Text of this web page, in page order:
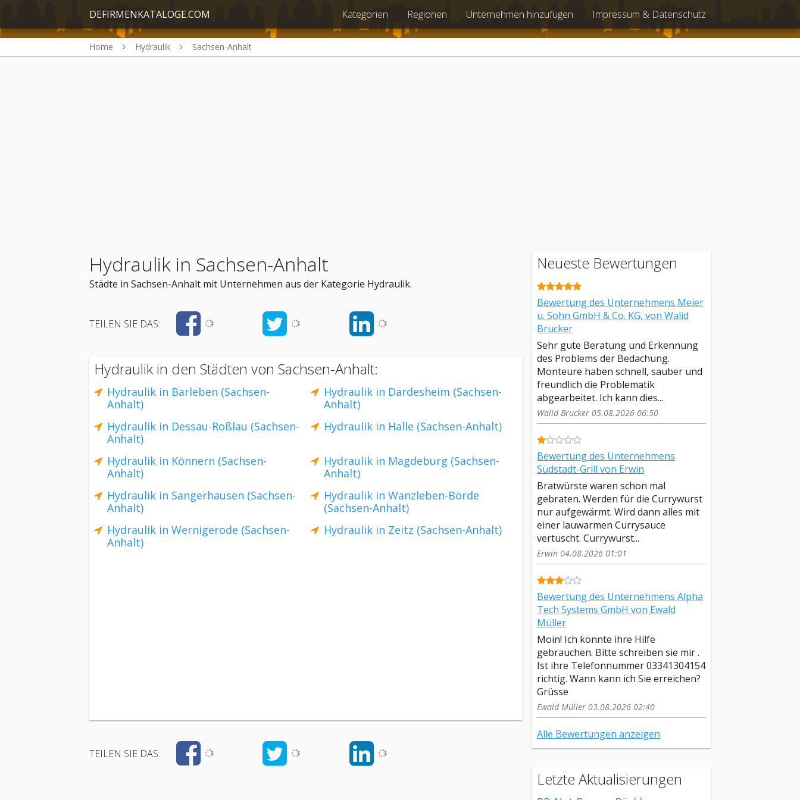
DEFIRMENKATALOGE.COM Kategorien Regionen Unternehmen hinzufügen Impressum & Datenschutz
Home Hydraulik Sachsen-Anhalt
Hydraulik in Sachsen-Anhalt
Städte in Sachsen-Anhalt mit Unternehmen aus der Kategorie Hydraulik.
TEILEN SIE DAS:
Hydraulik in den Städten von Sachsen-Anhalt:
Hydraulik in Barleben (Sachsen-
Anhalt)
Hydraulik in Dardesheim (Sachsen-
Anhalt)
Hydraulik in Dessau-Roßlau (Sachsen-
Anhalt)
Hydraulik in Halle (Sachsen-Anhalt)
Hydraulik in Könnern (Sachsen-
Anhalt)
Hydraulik in Magdeburg (Sachsen-
Anhalt)
Hydraulik in Sangerhausen (Sachsen-
Anhalt)
Hydraulik in Wanzleben-Börde
(Sachsen-Anhalt)
Hydraulik in Wernigerode (Sachsen-
Anhalt)
Hydraulik in Zeitz (Sachsen-Anhalt)
TEILEN SIE DAS:
Neueste Bewertungen
Bewertung des Unternehmens Meier
u. Sohn GmbH & Co. KG, von Walid
Brucker
Sehr gute Beratung und Erkennung
des Problems der Bedachung.
Monteure haben schnell, sauber und
freundlich die Problematik
abgearbeitet. Ich kann dies...
Walid Brucker 05.08.2026 06:50
Bewertung des Unternehmens
Südstadt-Grill von Erwin
Bratwürste waren schon mal
gebraten. Werden für die Currywurst
nur aufgewärmt. Wird dann alles mit
einer lauwarmen Currysauce
vertuscht. Currywurst...
Erwin 04.08.2026 01:01
Bewertung des Unternehmens Alpha
Tech Systems GmbH von Ewald
Müller
Moin! Ich könnte ihre Hilfe
gebrauchen. Bitte schreiben sie mir .
Ist ihre Telefonnummer 03341304154
richtig. Wann kann ich Sie erreichen?
Grüsse
Ewald Müller 03.08.2026 02:40
Alle Bewertungen anzeigen
Letzte Aktualisierungen